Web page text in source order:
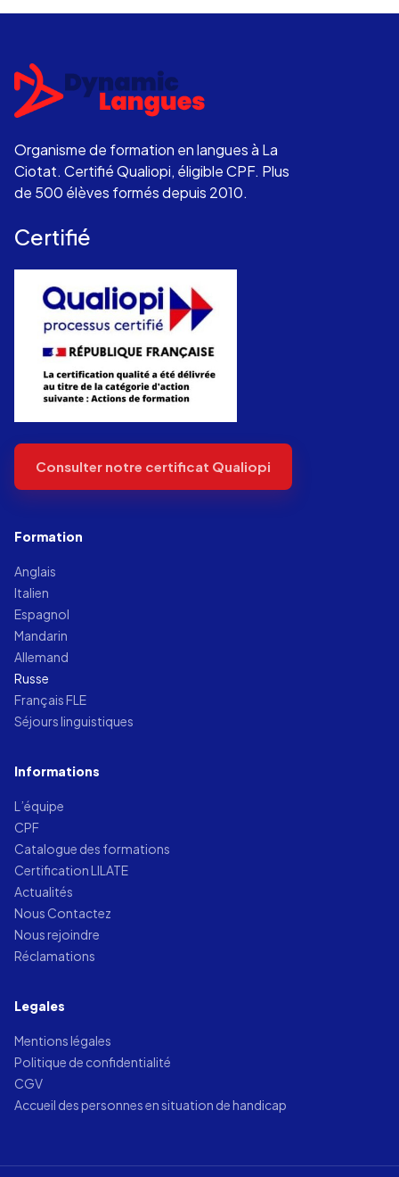
Organisme de formation en langues à La
Ciotat. Certifié Qualiopi, éligible CPF. Plus
de 500 élèves formés depuis 2010.
Certifié
Consulter notre certificat Qualiopi
Formation
Anglais
Italien
Espagnol
Mandarin
Allemand
Russe
Français FLE
Séjours linguistiques
Informations
L’équipe
CPF
Catalogue des formations
Certification LILATE
Actualités
Nous Contactez
Nous rejoindre
Réclamations
Legales
Mentions légales
Politique de confidentialité
CGV
Accueil des personnes en situation de handicap